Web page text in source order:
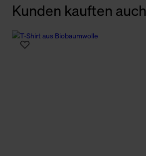
Kunden kauften auch